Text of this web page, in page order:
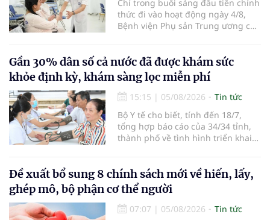
Chỉ trong buổi sáng đầu tiên chính
thức đi vào hoạt động ngày 4/8,
Bệnh viện Phụ sản Trung ương cơ
em bé đầu tiên chào đời.
Gần 30% dân số cả nước đã được khám sức
khỏe định kỳ, khám sàng lọc miễn phí
15:15 | 05/08/2026
Tin tức
Bộ Y tế cho biết, tính đến 18/7,
tổng hợp báo cáo của 34/34 tỉnh,
thành phố về tình hình triển khai
nhận 32.286.360 người, chiếm gần
30% dân số cả nước đã được khám
sức khỏe định kỳ năm nay.
Đề xuất bổ sung 8 chính sách mới về hiến, lấy,
ghép mô, bộ phận cơ thể người
07:07 | 05/08/2026
Tin tức